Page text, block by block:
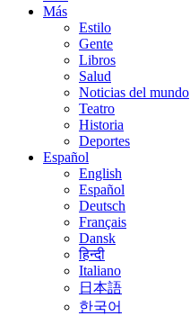
Más
Estilo
Gente
Libros
Salud
Noticias del mundo
Teatro
Historia
Deportes
Español
English
Español
Deutsch
Français
Dansk
हिन्दी
Italiano
日本語
한국어